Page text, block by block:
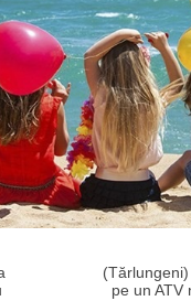
pe un ATV